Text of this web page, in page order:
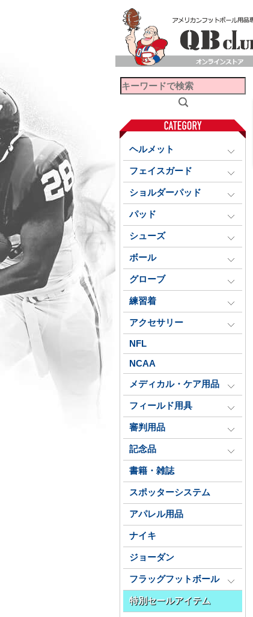
ヘルメット
フェイスガード
ショルダーパッド
パッド
シューズ
ボール
グローブ
練習着
アクセサリー
NFL
NCAA
メディカル・ケア用品
フィールド用具
審判用品
記念品
書籍・雑誌
スポッターシステム
アパレル用品
ナイキ
ジョーダン
フラッグフットボール
特別セールアイテム